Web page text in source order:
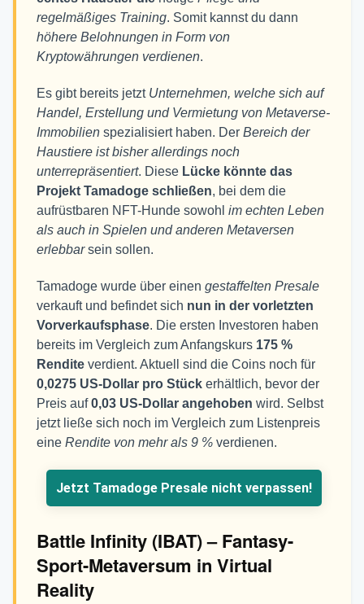
regelmäßiges Training. Somit kannst du dann
höhere Belohnungen in Form von
Kryptowährungen verdienen.
Es gibt bereits jetzt Unternehmen, welche sich auf
Handel, Erstellung und Vermietung von Metaverse-
Immobilien spezialisiert haben. Der Bereich der
Haustiere ist bisher allerdings noch
unterrepräsentiert. Diese Lücke könnte das
Projekt Tamadoge schließen, bei dem die
aufrüstbaren NFT-Hunde sowohl im echten Leben
als auch in Spielen und anderen Metaversen
erlebbarsein sollen.
Tamadoge wurde über einen gestaffelten Presale
verkauft und befindet sich nun in der vorletzten
Vorverkaufsphase. Die ersten Investoren haben
bereits im Vergleich zum Anfangskurs 175 %
Rendite verdient. Aktuell sind die Coins noch für
0,0275 US-Dollar pro Stück erhältlich, bevor der
Preis auf0,03 US-Dollar angehoben wird. Selbst
jetzt ließe sich noch im Vergleich zum Listenpreis
eine Rendite von mehr als 9 % verdienen.
Jetzt Tamadoge Presale nicht verpassen!
Battle Infinity (IBAT) – Fantasy-
Sport-Metaversum in Virtual
Reality